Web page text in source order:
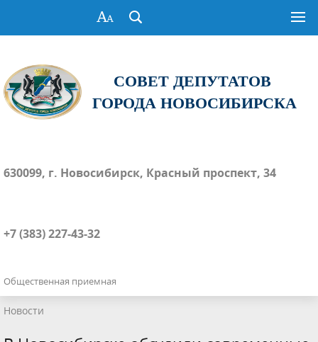
СОВЕТ ДЕПУТАТОВ
ГОРОДА НОВОСИБИРСКА
630099, г. Новосибирск, Красный проспект, 34
+7 (383) 227-43-32
Общественная приемная
Новости